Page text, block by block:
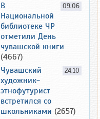
09.06
В
Национальной
библиотеке ЧР
отметили День
чувашской книги
(4667)
24.10
Чувашский
художник-
этнофутурист
встретился со
школьниками (2657)